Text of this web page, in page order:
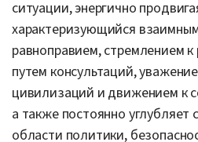
ситуации, энергично
характеризующийся
равноправием, стремлением
путем консультаций,
цивилизаций и движением к
а также постоянно углубляет
области политики,